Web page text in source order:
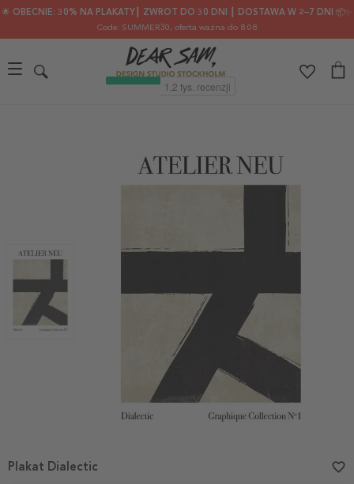
🌟 OBECNIE: 30% NA PLAKATY┃ ZWROT DO 30 DNI ┃ DOSTAWA W 2–7 DNI 📦✨
Code: SUMMER30, oferta ważna do 8.08
Plakat Dialectic favorite_border